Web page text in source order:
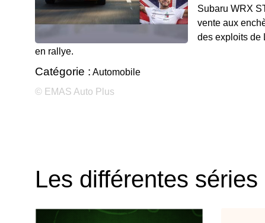
Subaru WRX
vente aux
des exploits de
en rallye.
Catégorie : Automobile
© EMAS Auto Plus
Les différentes séries